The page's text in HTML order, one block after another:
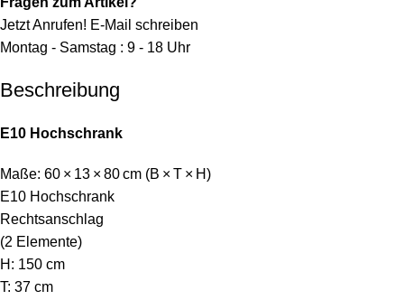
Jetzt Anrufen! E-Mail schreiben
Montag - Samstag : 9 - 18 Uhr
Beschreibung
E10 Hochschrank
Maße: 60 × 13 × 80 cm (B × T × H)
E10 Hochschrank
Rechtsanschlag
(2 Elemente)
H: 150 cm
T: 37 cm